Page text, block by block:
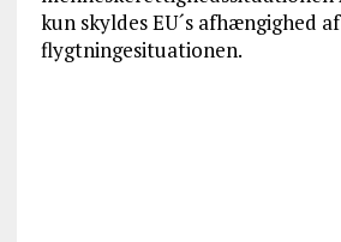
kun skyldes EU´s afhængighed
flygtningesituationen.